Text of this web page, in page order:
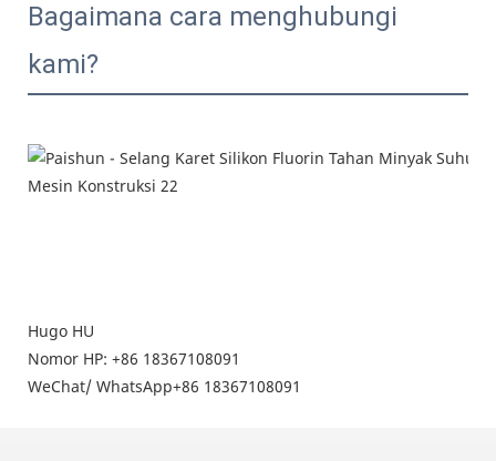
Bagaimana cara menghubungi
kami?
Hugo HU
Nomor HP: +86 18367108091
WeChat/ WhatsApp+86 18367108091